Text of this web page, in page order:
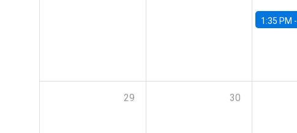
1:35 PM -
29 30